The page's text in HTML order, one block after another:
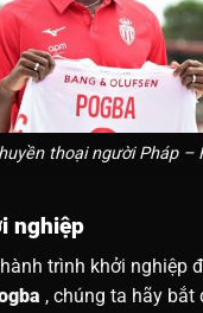
thoại người Pháp –
nghiệp
trình khởi nghiệp
, chúng ta hãy